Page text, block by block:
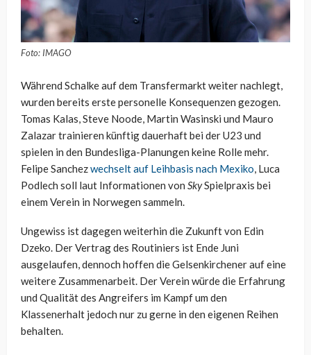
Foto: IMAGO
Während Schalke auf dem Transfermarkt weiter nachlegt,
wurden bereits erste personelle Konsequenzen gezogen.
Tomas Kalas, Steve Noode, Martin Wasinski und Mauro
Zalazar trainieren künftig dauerhaft bei der U23 und
spielen in den Bundesliga-Planungen keine Rolle mehr.
Felipe Sanchezwechselt auf Leihbasis nach Mexiko, Luca
Podlech soll laut Informationen von SkySpielpraxis bei
einem Verein in Norwegen sammeln.
Ungewiss ist dagegen weiterhin die Zukunft von Edin
Dzeko. Der Vertrag des Routiniers ist Ende Juni
ausgelaufen, dennoch hoffen die Gelsenkirchener auf eine
weitere Zusammenarbeit. Der Verein würde die Erfahrung
und Qualität des Angreifers im Kampf um den
Klassenerhalt jedoch nur zu gerne in den eigenen Reihen
behalten.